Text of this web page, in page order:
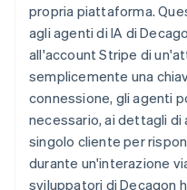
propria piattaforma.
agli agenti di IA di
all'account Stripe di
semplicemente una
connessione, gli agenti
necessario, ai dettagli
singolo cliente per
durante un'interazione
sviluppatori di Decagon